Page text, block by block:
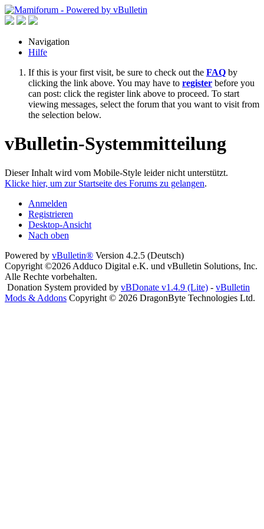
Navigation
Hilfe
If this is your first visit, be sure to check out the FAQ by
clicking the link above. You may have to register before you
can post: click the register link above to proceed. To start
viewing messages, select the forum that you want to visit from
the selection below.
vBulletin-Systemmitteilung
Dieser Inhalt wird vom Mobile-Style leider nicht unterstützt.
Klicke hier, um zur Startseite des Forums zu gelangen.
Anmelden
Registrieren
Desktop-Ansicht
Nach oben
Powered by vBulletin® Version 4.2.5 (Deutsch)
Copyright ©2026 Adduco Digital e.K. und vBulletin Solutions, Inc.
Alle Rechte vorbehalten.
Donation System provided by vBDonate v1.4.9 (Lite) - vBulletin
Mods & Addons Copyright © 2026 DragonByte Technologies Ltd.